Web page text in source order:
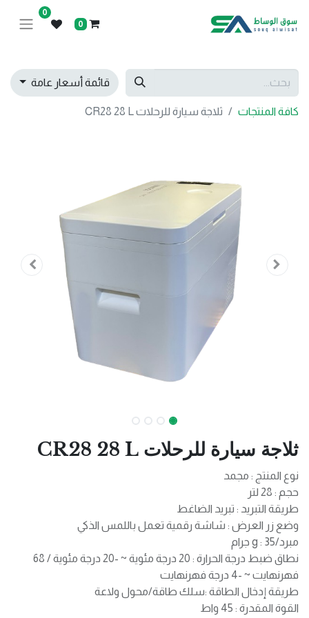
0
0
قائمة أسعار عامة
كافة المنتجات ثلاجة سيارة للرحلات CR28 28 L
ثلاجة سيارة للرحلات CR28 28 L
نوع المنتج : مجمد
حجم : 28 لتر
طريقة التبريد : تبريد الضاغط
وضع زر العرض : شاشة رقمية تعمل باللمس الذكي
مبرد/g : 35 جرام
نطاق ضبط درجة الحرارة : 20 درجة مئوية ~ -20 درجة مئوية / 68
فهرنهايت ~ -4 درجة فهرنهايت
طريقة إدخال الطاقة :سلك طاقة/محول ولاعة
القوة المقدرة : 45 واط